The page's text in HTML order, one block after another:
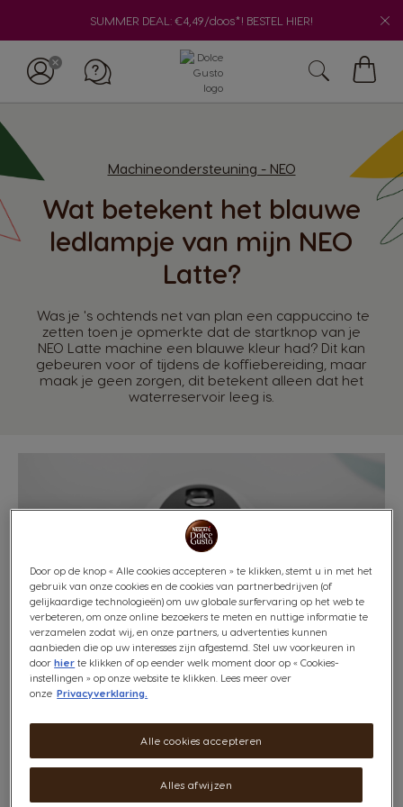
SUMMER DEAL: €4,49/doos*! BESTEL HIER!
Machineondersteuning - NEO
Wat betekent het blauwe
ledlampje van mijn NEO
Latte?
Was je 's ochtends net van plan een cappuccino te
zetten toen je opmerkte dat de startknop van je
NEO Latte machine een blauwe kleur had? Dit kan
gebeuren voor of tijdens de koffiebereiding, maar
maak je geen zorgen, dit betekent alleen dat het
waterreservoir leeg is.
Vul het waterreservoir bij en schuif het terug op zijn
plaats. Druk nu op de startknop om verder te gaan met
de bereiding van je favoriete drank.
Is de startknop nog steeds blauw? Waarschijnlijk heeft
je koffiemachine dan een technisch probleem. Neem
Door op de knop « Alle cookies accepteren » te klikken, stemt u in met het
gebruik van onze cookies en de cookies van partnerbedrijven (of
gelijkaardige technologieën) om uw globale surfervaring op het web te
verbeteren, om onze online bezoekers te meten en nuttige informatie te
verzamelen zodat wij, en onze partners, u advertenties kunnen
aanbieden die op uw interesses zijn afgestemd. Stel uw voorkeuren in
doorhier te klikken of op eender welk moment door op « Cookies-
instellingen » op onze website te klikken. Lees meer over
onze Privacyverklaring.
Alles afwijzen
Alle cookies accepteren